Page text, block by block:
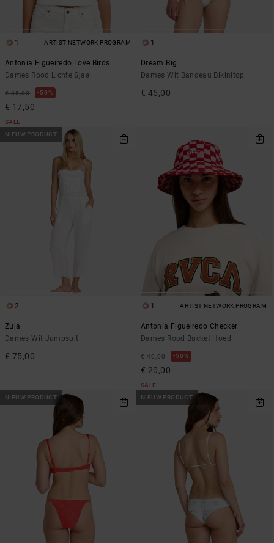
1 ARTIST NETWORK PROGRAM
Antonia Figueiredo Love Birds
Dames Rood Lichte Sjaal
€ 35,00 50%
€ 17,50
SALE
1
Dream Big
Dames Wit Bandeau Bikinitop
€ 45,00
NIEUW PRODUCT
2
Zula
Dames Wit Jumpsuit
€ 75,00
1 ARTIST NETWORK PROGRAM
Antonia Figueiredo Checker
Dames Rood Bucket Hoed
€ 40,00 50%
€ 20,00
SALE
NIEUW PRODUCT
NIEUW PRODUCT